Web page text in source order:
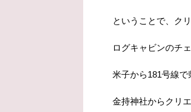
ということで、ク
ログキャビンのチ
米子から181号線
金持神社からクリ